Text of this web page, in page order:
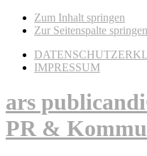
Zum Inhalt springen
Zur Seitenspalte springen
IMPRESSUM
ars
PR &